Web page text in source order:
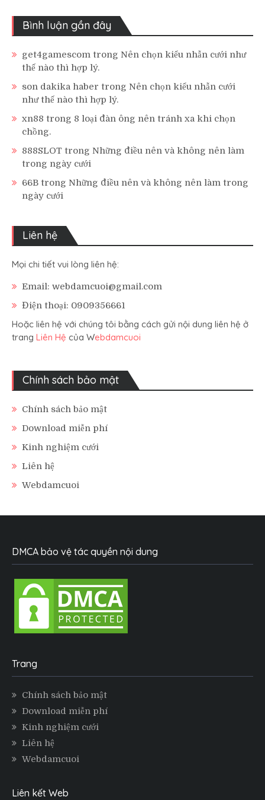
Bình luận gần đây
get4gamescom trong Nên chọn kiểu nhẫn cưới như
thế nào thì hợp lý.
son dakika haber trong Nên chọn kiểu nhẫn cưới
như thế nào thì hợp lý.
xn88 trong 8 loại đàn ông nên tránh xa khi chọn
chồng.
888SLOT trong Những điều nên và không nên làm
trong ngày cưới
66B trong Những điều nên và không nên làm trong
ngày cưới
Liên hệ
Mọi chi tiết vui lòng liên hệ:
Email: webdamcuoi@gmail.com
Điện thoại: 0909356661
Hoặc liên hệ với chúng tôi bằng cách gửi nội dung liên hệ ở
trang Liên Hệ của Webdamcuoi
Chính sách bảo mật
Chính sách bảo mật
Download miễn phí
Kinh nghiệm cưới
Liên hệ
Webdamcuoi
DMCA bảo vệ tác quyền nội dung
Trang
Chính sách bảo mật
Download miễn phí
Kinh nghiệm cưới
Liên hệ
Webdamcuoi
Liên kết Web